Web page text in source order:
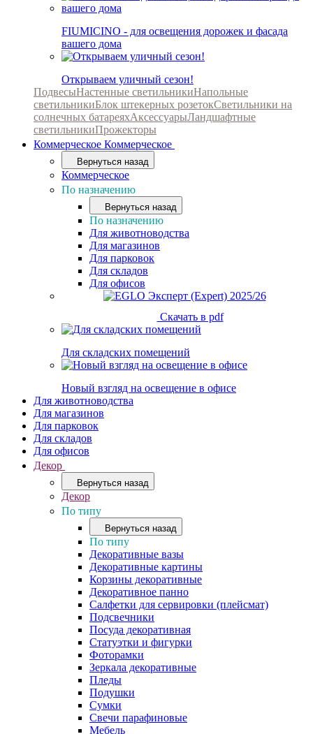
FIUMICINO - для освещения дорожек и фасада
вашего дома
Открываем уличный сезон!
ПодвесыНастенные светильникиНапольные
светильникиБлок штекерных розетокСветильники на
солнечных батареяхАксессуарыЛандшафтные
светильникиПрожекторы
Коммерческое Коммерческое
Вернуться назад
Коммерческое
По назначению
Вернуться назад
По назначению
Для животноводства
Для магазинов
Для парковок
Для складов
Для офисов
Скачать в pdf
Для складских помещений
Новый взгляд на освещение в офисе
Для животноводства
Для магазинов
Для парковок
Для складов
Для офисов
Декор
Вернуться назад
Декор
По типу
Вернуться назад
По типу
Декоративные вазы
Декоративные картины
Корзины декоративные
Декоративное панно
Салфетки для сервировки (плейсмат)
Подсвечники
Посуда декоративная
Статуэтки и фигурки
Фоторамки
Зеркала декоративные
Пледы
Подушки
Сумки
Свечи парафиновые
Мебель